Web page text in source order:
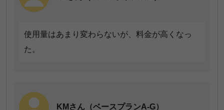
使用量はあまり変わらないが、料金が高くなっ
た。
KMさん（ベースプランA-G）